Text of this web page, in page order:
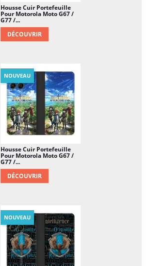
Housse Cuir Portefeuille
Pour Motorola Moto G67 /
G77 /...
DÉCOUVRIR
Housse Cuir Portefeuille
Pour Motorola Moto G67 /
G77 /...
DÉCOUVRIR
NOUVEAU
NOUVEAU